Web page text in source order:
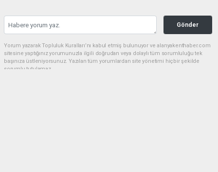
Gönder
Yorum yazarak Topluluk Kuralları’nı kabul etmiş bulunuyor ve alanyakenthaber.com
sitesine yaptığınız yorumunuzla ilgili doğrudan veya dolaylı tüm sorumluluğu tek
başınıza üstleniyorsunuz. Yazılan tüm yorumlardan site yönetimi hiçbir şekilde
sorumlu tutulamaz.